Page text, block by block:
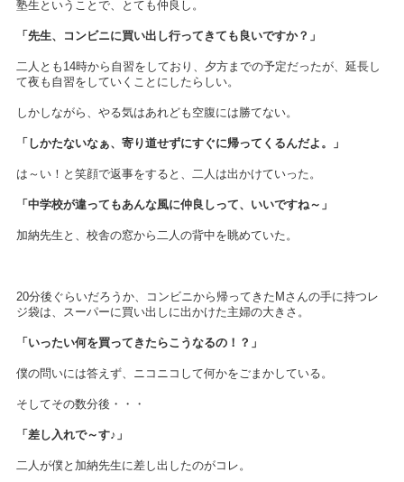
塾生ということで、とても仲良し。
「先生、コンビニに買い出し行ってきても良いですか？」
二人とも14時から自習をしており、夕方までの予定だったが、延長し
て夜も自習をしていくことにしたらしい。
しかしながら、やる気はあれども空腹には勝てない。
「しかたないなぁ、寄り道せずにすぐに帰ってくるんだよ。」
は～い！と笑顔で返事をすると、二人は出かけていった。
「中学校が違ってもあんな風に仲良しって、いいですね～」
加納先生と、校舎の窓から二人の背中を眺めていた。
20分後ぐらいだろうか、コンビニから帰ってきたMさんの手に持つレ
ジ袋は、スーパーに買い出しに出かけた主婦の大きさ。
「いったい何を買ってきたらこうなるの！？」
僕の問いには答えず、ニコニコして何かをごまかしている。
そしてその数分後・・・
「差し入れで～す♪」
二人が僕と加納先生に差し出したのがコレ。